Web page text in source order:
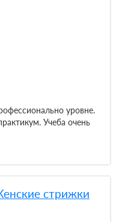
уровне.
Учеба очень
стрижки